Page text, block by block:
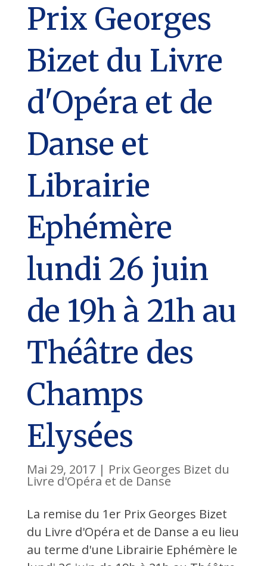
Prix Georges
Bizet du Livre
d'Opéra et de
Danse et
Librairie
Ephémère
lundi 26 juin
de 19h à 21h au
Théâtre des
Champs
Elysées
Mai 29, 2017| Prix Georges Bizet du
Livre d'Opéra et de Danse
La remise du 1er Prix Georges Bizet
du Livre d'Opéra et de Danse a eu lieu
au terme d'une Librairie Ephémère le